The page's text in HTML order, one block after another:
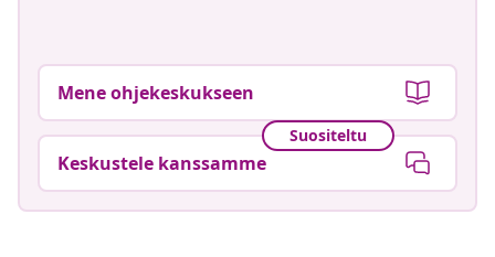
Mene ohjekeskukseen
Suositeltu
Keskustele kanssamme